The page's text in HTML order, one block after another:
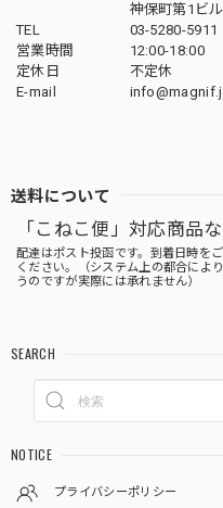
神保町第1ビ
TEL
03-5280-5911
営業時間
12:00-18:00
定休日
不定休
E-mail
送料について
「こねこ便」対応商品
配達はポスト投函です。到着日時を
ください。（システム上の都合によ
うのですが実際には承れません）
SEARCH
NOTICE
プライバシーポリシー